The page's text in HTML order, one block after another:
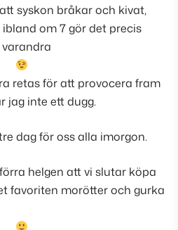
syskon bråkar och kivat,
om 7 gör det precis
retas för att provocera fram
jag inte ett dugg.
dag för oss alla imorgon.
helgen att vi slutar köpa
favoriten morötter och gurka